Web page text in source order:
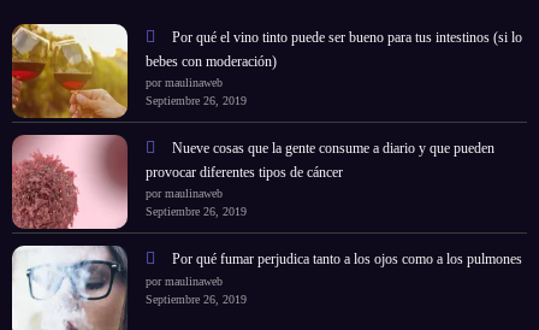
Por qué el vino tinto puede ser bueno para tus intestinos (si lo
bebes con moderación)
por maulinaweb
Septiembre 26, 2019
Nueve cosas que la gente consume a diario y que pueden
provocar diferentes tipos de cáncer
por maulinaweb
Septiembre 26, 2019
Por qué fumar perjudica tanto a los ojos como a los pulmones
por maulinaweb
Septiembre 26, 2019